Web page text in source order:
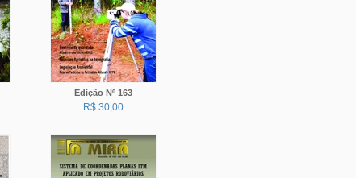
Edição Nº 163
R$ 30,00